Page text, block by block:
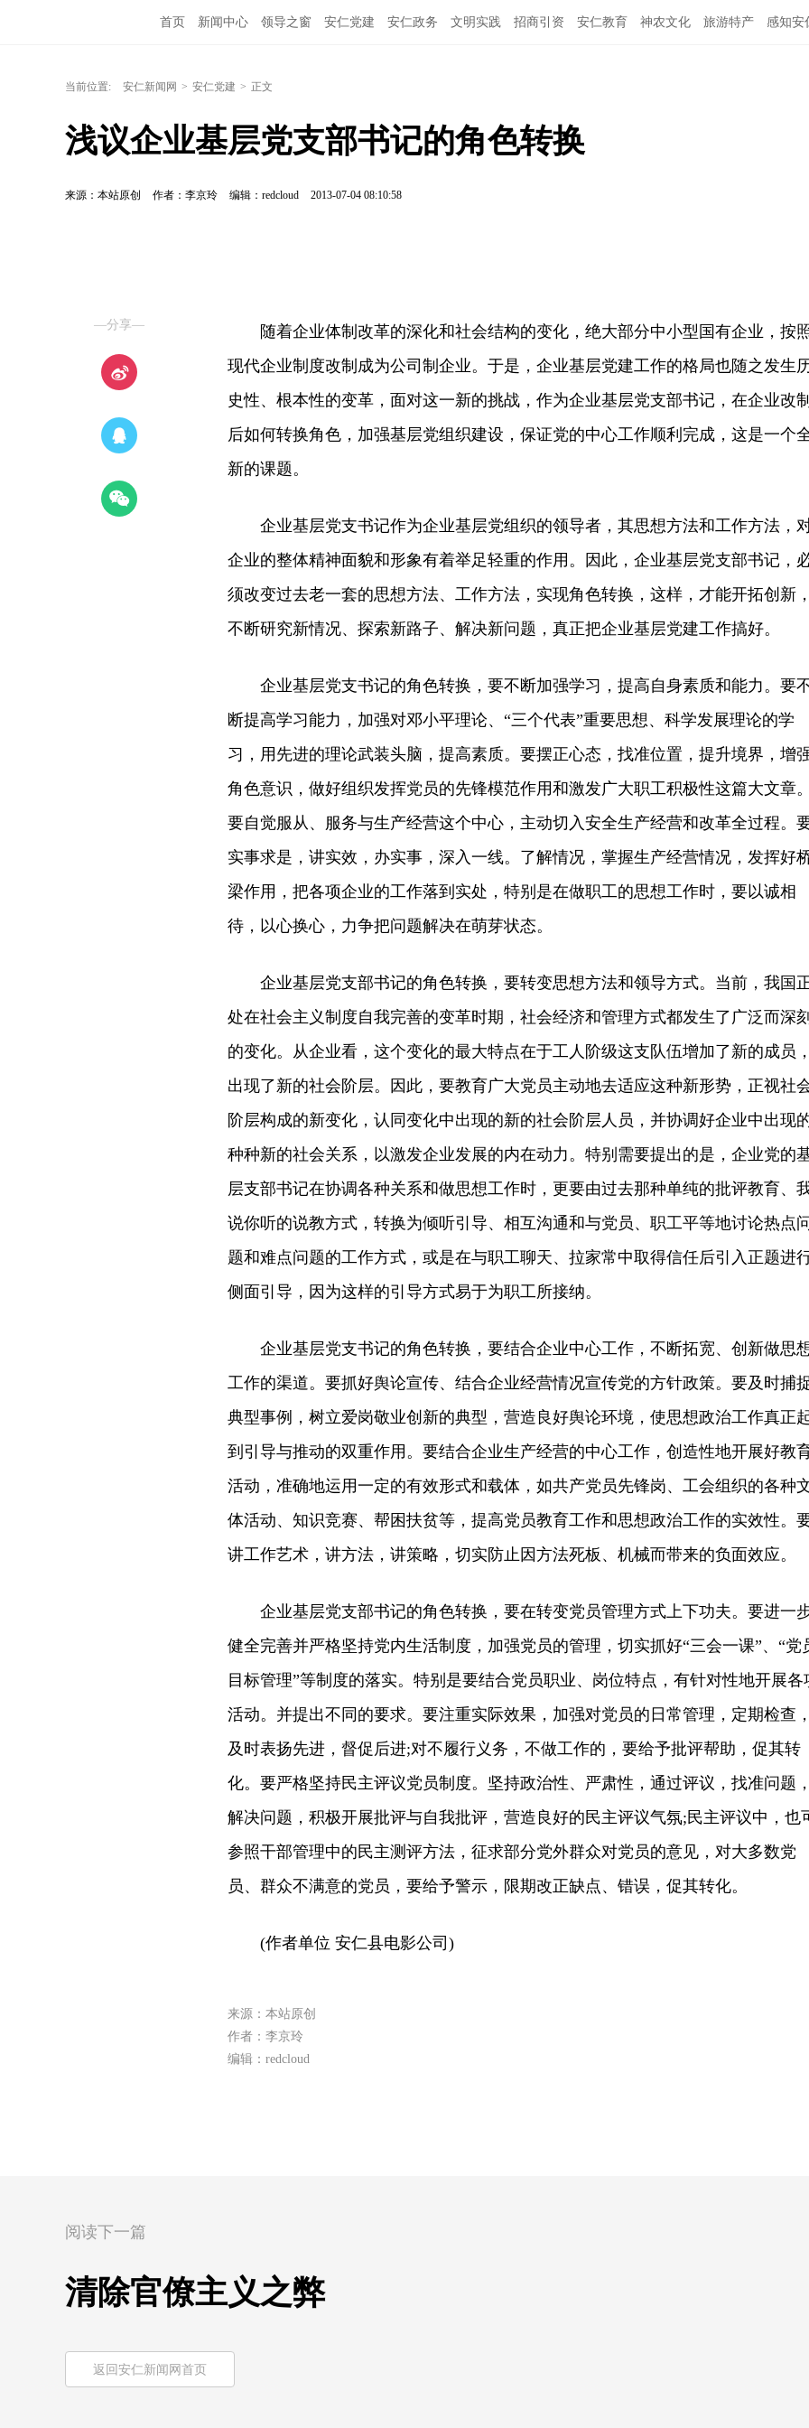
首页 新闻中心 领导之窗 安仁党建 安仁政务 文明实践 招商引资 安仁教育 神农文化 旅游特产 感知安
当前位置: 安仁新闻网 > 安仁党建 > 正文
浅议企业基层党支部书记的角色转换
来源：本站原创 作者：李京玲 编辑：redcloud 2013-07-04 08:10:58
—分享—
随着企业体制改革的深化和社会结构的变化，绝大部分中小型国有企业，按
现代企业制度改制成为公司制企业。于是，企业基层党建工作的格局也随之发生
史性、根本性的变革，面对这一新的挑战，作为企业基层党支部书记，在企业改制
后如何转换角色，加强基层党组织建设，保证党的中心工作顺利完成，这是一个
新的课题。
企业基层党支书记作为企业基层党组织的领导者，其思想方法和工作方法，
企业的整体精神面貌和形象有着举足轻重的作用。因此，企业基层党支部书记，
须改变过去老一套的思想方法、工作方法，实现角色转换，这样，才能开拓创新，
不断研究新情况、探索新路子、解决新问题，真正把企业基层党建工作搞好。
企业基层党支书记的角色转换，要不断加强学习，提高自身素质和能力。要
断提高学习能力，加强对邓小平理论、“三个代表”重要思想、科学发展理论的学
习，用先进的理论武装头脑，提高素质。要摆正心态，找准位置，提升境界，增
角色意识，做好组织发挥党员的先锋模范作用和激发广大职工积极性这篇大文章。
要自觉服从、服务与生产经营这个中心，主动切入安全生产经营和改革全过程。
实事求是，讲实效，办实事，深入一线。了解情况，掌握生产经营情况，发挥好
梁作用，把各项企业的工作落到实处，特别是在做职工的思想工作时，要以诚相
待，以心换心，力争把问题解决在萌芽状态。
企业基层党支部书记的角色转换，要转变思想方法和领导方式。当前，我国
处在社会主义制度自我完善的变革时期，社会经济和管理方式都发生了广泛而深刻
的变化。从企业看，这个变化的最大特点在于工人阶级这支队伍增加了新的成员，
出现了新的社会阶层。因此，要教育广大党员主动地去适应这种新形势，正视社
阶层构成的新变化，认同变化中出现的新的社会阶层人员，并协调好企业中出现
种种新的社会关系，以激发企业发展的内在动力。特别需要提出的是，企业党的
层支部书记在协调各种关系和做思想工作时，更要由过去那种单纯的批评教育、
说你听的说教方式，转换为倾听引导、相互沟通和与党员、职工平等地讨论热点问
题和难点问题的工作方式，或是在与职工聊天、拉家常中取得信任后引入正题进
侧面引导，因为这样的引导方式易于为职工所接纳。
企业基层党支书记的角色转换，要结合企业中心工作，不断拓宽、创新做思
工作的渠道。要抓好舆论宣传、结合企业经营情况宣传党的方针政策。要及时捕
典型事例，树立爱岗敬业创新的典型，营造良好舆论环境，使思想政治工作真正
到引导与推动的双重作用。要结合企业生产经营的中心工作，创造性地开展好教
活动，准确地运用一定的有效形式和载体，如共产党员先锋岗、工会组织的各种
体活动、知识竞赛、帮困扶贫等，提高党员教育工作和思想政治工作的实效性。
讲工作艺术，讲方法，讲策略，切实防止因方法死板、机械而带来的负面效应。
企业基层党支部书记的角色转换，要在转变党员管理方式上下功夫。要进一
健全完善并严格坚持党内生活制度，加强党员的管理，切实抓好“三会一课”、“党
目标管理”等制度的落实。特别是要结合党员职业、岗位特点，有针对性地开展各
活动。并提出不同的要求。要注重实际效果，加强对党员的日常管理，定期检查，
及时表扬先进，督促后进;对不履行义务，不做工作的，要给予批评帮助，促其转
化。要严格坚持民主评议党员制度。坚持政治性、严肃性，通过评议，找准问题，
解决问题，积极开展批评与自我批评，营造良好的民主评议气氛;民主评议中，也
参照干部管理中的民主测评方法，征求部分党外群众对党员的意见，对大多数党
员、群众不满意的党员，要给予警示，限期改正缺点、错误，促其转化。
(作者单位 安仁县电影公司)
来源：本站原创
作者：李京玲
编辑：redcloud
阅读下一篇
清除官僚主义之弊
返回安仁新闻网首页